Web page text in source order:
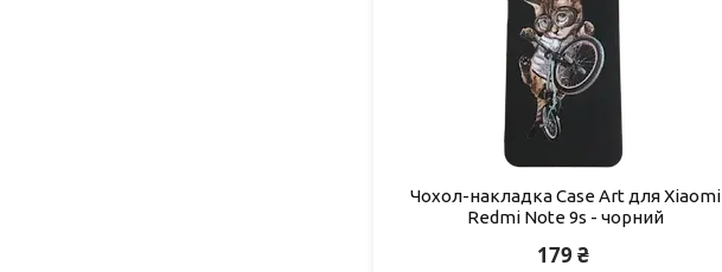
Чохол-накладка Case Art для Xiaomi
Redmi Note 9s - чорний
179 ₴